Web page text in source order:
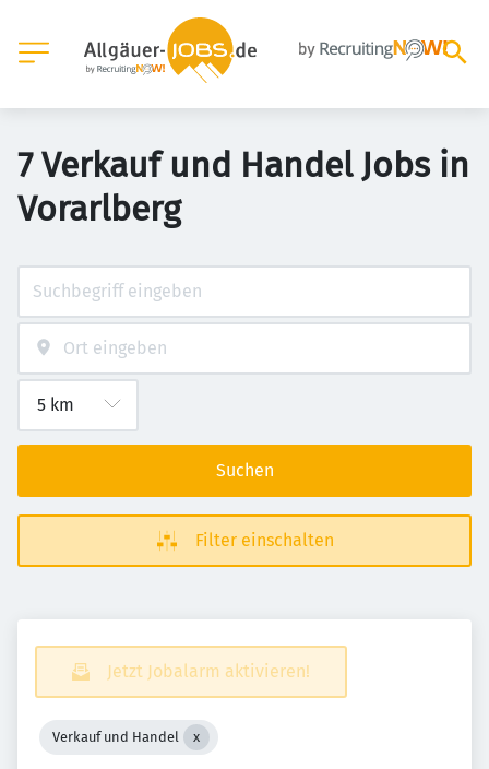
7 Verkauf und Handel Jobs in
Vorarlberg
Suchen
Filter einschalten
Jetzt Jobalarm aktivieren!
Verkauf und Handel